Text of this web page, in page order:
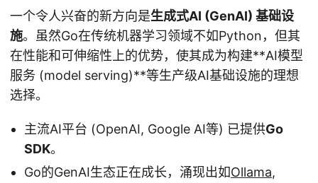
一个令人兴奋的新方向是生成式AI (GenAI) 基础设
施。虽然Go在传统机器学习领域不如Python，但其
在性能和可伸缩性上的优势，使其成为构建**AI模型
服务 (model serving)**等生产级AI基础设施的理想
选择。
主流AI平台 (OpenAI, Google AI等) 已提供Go
SDK。
Go的GenAI生态正在成长，涌现出如Ollama,